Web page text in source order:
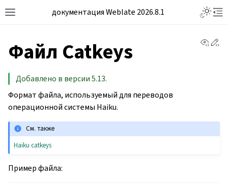
документация Weblate 2026.8.1
Файл Catkeys
Добавлено в версии 5.13.
Формат файла, используемый для переводов
операционной системы Haiku.
См. также
Haiku catkeys
Пример файла: